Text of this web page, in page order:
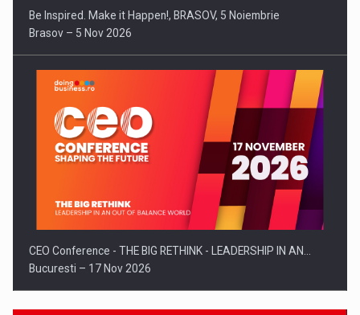
Be Inspired. Make it Happen!, BRASOV, 5 Noiembrie
Brasov – 5 Nov 2026
CEO Conference - THE BIG RETHINK - LEADERSHIP IN AN…
Bucuresti – 17 Nov 2026